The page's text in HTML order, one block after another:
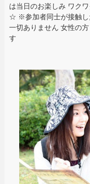
は当日のお楽しみ ワク
☆ ※参加者同士が接触し
一切ありません 女性の
す